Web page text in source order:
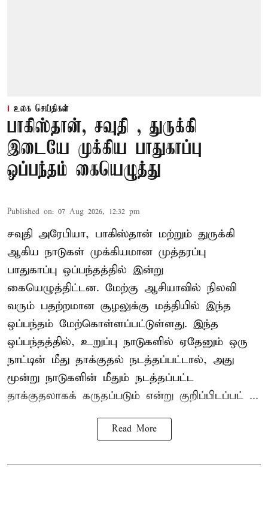
உலக செய்திகள்
பாகிஸ்தான், சவுதி , துருக்கி
இடையே முக்கிய பாதுகாப்பு
ஒப்பந்தம் கையெழுத்து
Published on: 07 Aug 2026, 12:32 pm
சவுதி அரேபியா, பாகிஸ்தான் மற்றும் துருக்கி
ஆகிய நாடுகள் முக்கியமான முத்தரப்பு
பாதுகாப்பு ஒப்பந்தத்தில் இன்று
கையெழுத்திட்டன. மேற்கு ஆசியாவில் நிலவி
வரும் பதற்றமான சூழலுக்கு மத்தியில் இந்த
ஒப்பந்தம் மேற்கொள்ளப்பட்டுள்ளது. இந்த
ஒப்பந்தத்தில், உறுப்பு நாடுகளில் ஏதேனும் ஒரு
நாட்டின் மீது தாக்குதல் நடத்தப்பட்டால், அது
மூன்று நாடுகளின் மீதும் நடத்தப்பட்ட
தாக்குதலாகக் கருதப்படும் என்று குறிப்பிடப்பட் ...
Read More